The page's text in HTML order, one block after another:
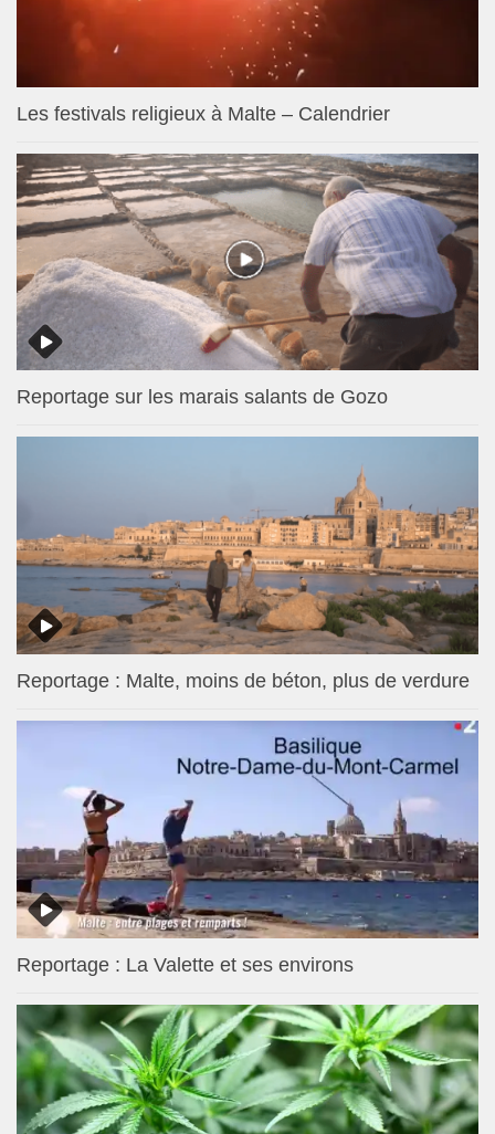
Les festivals religieux à Malte – Calendrier
Reportage sur les marais salants de Gozo
Reportage : Malte, moins de béton, plus de verdure
Reportage : La Valette et ses environs